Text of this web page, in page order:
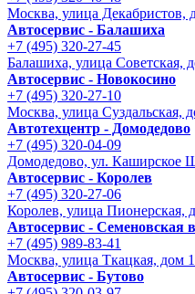
Москва, улица Декабристов,
Автосервис - Балашиха
+7 (495) 320-27-45
Балашиха, улица Советская,
Автосервис - Новокосино
+7 (495) 320-27-10
Москва, улица Суздальская,
Автотехцентр - Домодедово
+7 (495) 320-04-09
Домодедово, ул. Каширское
Автосервис - Королев
+7 (495) 320-27-06
Королев, улица Пионерская,
Автосервис - Семеновская
+7 (495) 989-83-41
Москва, улица Ткацкая, дом
Автосервис - Бутово